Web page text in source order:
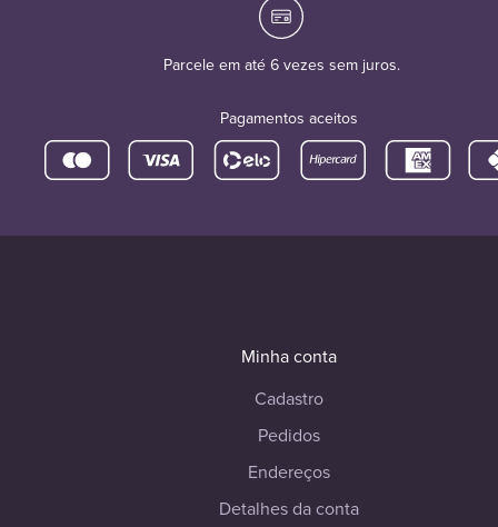
Parcele em até 6 vezes sem juros.
Pagamentos aceitos
Minha conta
Cadastro
Pedidos
Endereços
Detalhes da conta